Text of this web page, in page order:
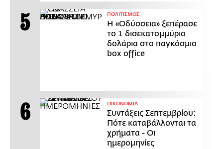
ΠΟΛΙΤΙΣΜΟΣ
Η «Οδύσσεια» ξεπέρασε
το 1 δισεκατομμύριο
δολάρια στο παγκόσμιο
box office
ΟΙΚΟΝΟΜΙΑ
Συντάξεις Σεπτεμβρίου:
Πότε καταβάλλονται τα
χρήματα - Οι
ημερομηνίες